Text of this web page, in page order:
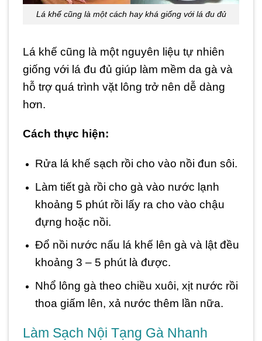
Lá khế cũng là một cách hay khá giống với lá đu đủ
Lá khế cũng là một nguyên liệu tự nhiên
giống với lá đu đủ giúp làm mềm da gà và
hỗ trợ quá trình vặt lông trở nên dễ dàng
hơn.
Cách thực hiện:
Rửa lá khế sạch rồi cho vào nồi đun sôi.
Làm tiết gà rồi cho gà vào nước lạnh
khoảng 5 phút rồi lấy ra cho vào chậu
đựng hoặc nồi.
Đổ nồi nước nấu lá khế lên gà và lật đều
khoảng 3 – 5 phút là được.
Nhổ lông gà theo chiều xuôi, xịt nước rồi
thoa giấm lên, xả nước thêm lần nữa.
Làm Sạch Nội Tạng Gà Nhanh